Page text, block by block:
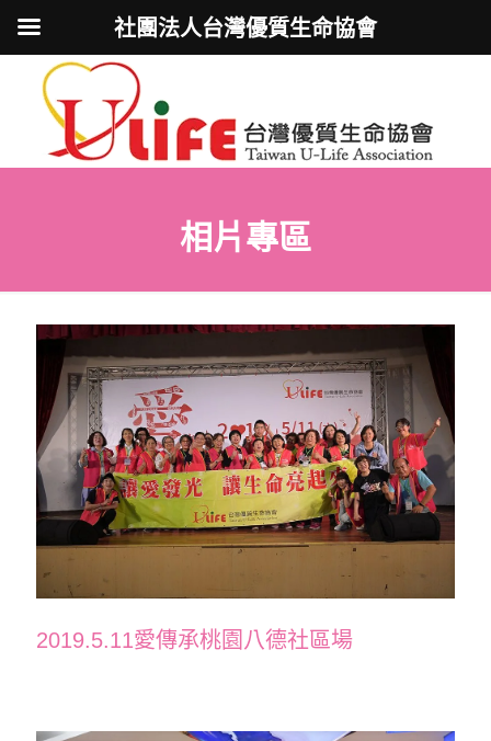
相片專區
2019.5.11愛傳承桃園八德社區場
社團法人台灣優質生命協會